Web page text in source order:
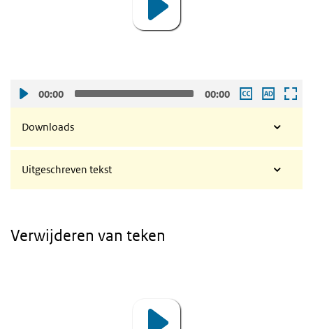
00:00 00:00
Downloads
Uitgeschreven tekst
Verwijderen van teken